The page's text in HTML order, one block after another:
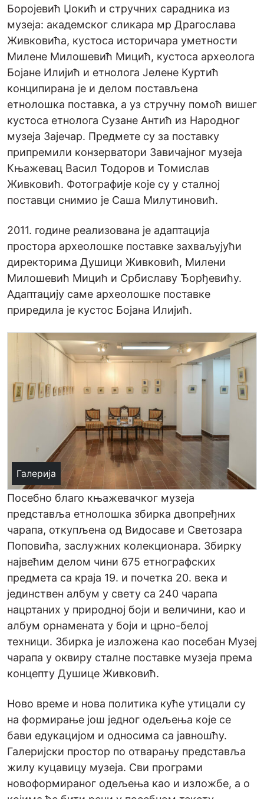
Боројевић Џокић и стручних сарадника из
музеја: академског сликара мр Драгослава
Живковића, кустоса историчара уметности
Милене Милошевић Мицић, кустоса археолога
Бојане Илијић и етнолога Јелене Куртић
конципирана је и делом постављена
етнолошка поставка, а уз стручну помоћ вишег
кустоса етнолога Сузане Антић из Народног
музеја Зајечар. Предмете су за поставку
припремили конзерватори Завичајног музеја
Књажевац Васил Тодоров и Томислав
Живковић. Фотографије које су у сталној
поставци снимио је Саша Милутиновић.
2011. године реализована је адаптација
простора археолошке поставке захваљујући
директорима Душици Живковић, Милени
Милошевић Мицић и Србиславу Ђорђевићу.
Адаптацију саме археолошке поставке
приредила је кустос Бојана Илијић.
Галерија
Посебно благо књажевачког музеја
представља етнолошка збирка двопређних
чарапа, откупљена од Видосаве и Светозара
Поповића, заслужних колекционара. Збирку
највећим делом чини 675 етнографских
предмета са краја 19. и почетка 20. века и
јединствен албум у свету са 240 чарапа
нацртаних у природној боји и величини, као и
албум орнамената у боји и црно-белој
техници. Збирка је изложена као посебан Музеј
чарапа у оквиру сталне поставке музеја према
концепту Душице Живковић.
Ново време и нова политика куће утицали су
на формирање још једног одељења које се
бави едукацијом и односима са јавношћу.
Галеријски простор по отварању представља
жилу куцавицу музеја. Сви програми
новоформираног одељења као и изложбе, а о